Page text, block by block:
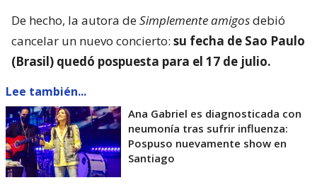
De hecho, la autora deSimplemente amigosdebió
cancelar un nuevo concierto: su fecha de Sao Paulo
(Brasil) quedó pospuesta para el 17 de julio.
Lee también...
Ana Gabriel es diagnosticada con
neumonía tras sufrir influenza:
Pospuso nuevamente show en
Santiago